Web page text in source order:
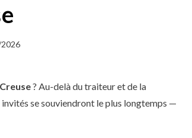
Creuse? Au-delà du traiteur et de la
invités se souviendront le plus longtemps —